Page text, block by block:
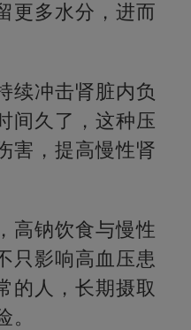
更多水分，进而
续冲击肾脏内负
间久了，这种压
害，提高慢性肾
高钠饮食与慢性
只影响高血压患
的人，长期摄取
。